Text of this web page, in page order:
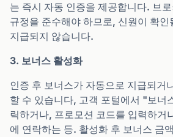
는 즉시 자동 인증을 제공합니다. 브
규정을 준수해야 하므로, 신원이 확
지급되지 않습니다.
3. 보너스 활성화
인증 후 보너스가 자동으로 지급되거
할 수 있습니다, 고객 포털에서 "보너
릭하거나, 프로모션 코드를 입력하거
에 연락하는 등. 활성화 후 보너스 금